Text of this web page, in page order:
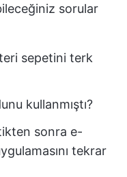
sorular
sepetini terk
kullanmıştı?
sonra e-
tekrar